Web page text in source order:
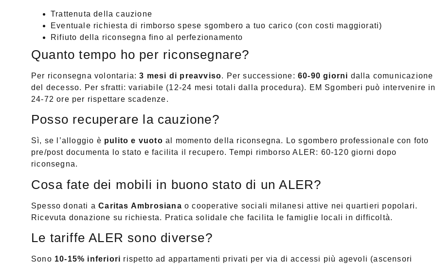
Trattenuta della cauzione
Eventuale richiesta di rimborso spese sgombero a tuo carico (con costi maggiorati)
Rifiuto della riconsegna fino al perfezionamento
Quanto tempo ho per riconsegnare?
Per riconsegna volontaria:3 mesi di preavviso. Per successione:60-90 giorni dalla comunicazione
del decesso. Per sfratti: variabile (12-24 mesi totali dalla procedura). EM Sgomberi può intervenire in
24-72 ore per rispettare scadenze.
Posso recuperare la cauzione?
Sì, se l’alloggio è pulito e vuoto al momento della riconsegna. Lo sgombero professionale con foto
pre/post documenta lo stato e facilita il recupero. Tempi rimborso ALER: 60-120 giorni dopo
riconsegna.
Cosa fate dei mobili in buono stato di un ALER?
Spesso donati aCaritas Ambrosiana o cooperative sociali milanesi attive nei quartieri popolari.
Ricevuta donazione su richiesta. Pratica solidale che facilita le famiglie locali in difficoltà.
Le tariffe ALER sono diverse?
Sono 10-15% inferiori rispetto ad appartamenti privati per via di accessi più agevoli (ascensori